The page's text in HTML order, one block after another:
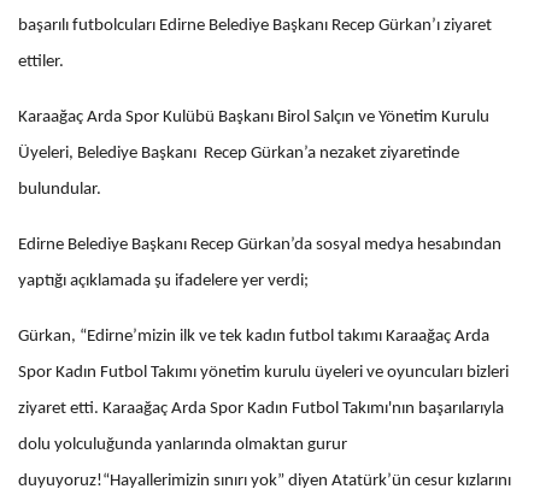
başarılı futbolcuları Edirne Belediye Başkanı Recep Gürkan’ı ziyaret
ettiler.
Karaağaç Arda Spor Kulübü Başkanı Birol Salçın ve Yönetim Kurulu
Üyeleri, Belediye Başkanı Recep Gürkan’a nezaket ziyaretinde
bulundular.
Edirne Belediye Başkanı Recep Gürkan’da sosyal medya hesabından
yaptığı açıklamada şu ifadelere yer verdi;
Gürkan, “Edirne’mizin ilk ve tek kadın futbol takımı Karaağaç Arda
Spor Kadın Futbol Takımı yönetim kurulu üyeleri ve oyuncuları bizleri
ziyaret etti. Karaağaç Arda Spor Kadın Futbol Takımı'nın başarılarıyla
dolu yolculuğunda yanlarında olmaktan gurur
duyuyoruz!“Hayallerimizin sınırı yok” diyen Atatürk’ün cesur kızlarını